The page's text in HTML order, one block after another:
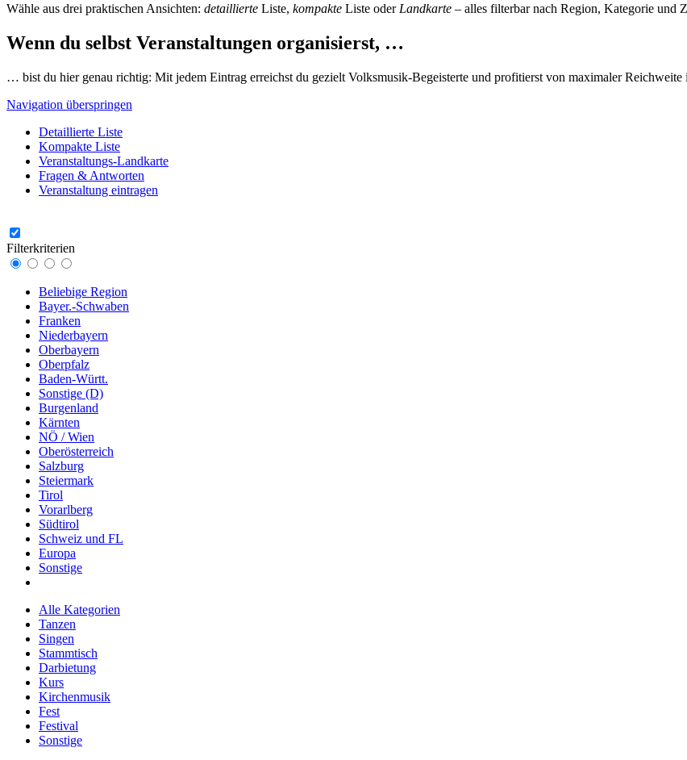
Wähle aus drei praktischen Ansichten: detaillierte Liste, kompakte Liste oder Landkarte – alles filterbar nach Region, Kategorie und
Wenn du selbst Veranstaltungen organisierst, …
… bist du hier genau richtig: Mit jedem Eintrag erreichst du gezielt Volksmusik-Begeisterte und profitierst von maximaler
Navigation überspringen
Detaillierte Liste
Kompakte Liste
Veranstaltungs-Landkarte
Fragen & Antworten
Veranstaltung eintragen
Filterkriterien
Beliebige Region
Bayer.-Schwaben
Franken
Niederbayern
Oberbayern
Oberpfalz
Baden-Württ.
Sonstige (D)
Burgenland
Kärnten
NÖ / Wien
Oberösterreich
Salzburg
Steiermark
Tirol
Vorarlberg
Südtirol
Schweiz und FL
Europa
Sonstige
Alle Kategorien
Tanzen
Singen
Stammtisch
Darbietung
Kurs
Kirchenmusik
Fest
Festival
Sonstige